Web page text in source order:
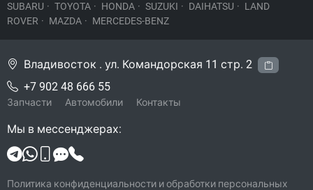
SUBARU · TOYOTA · HONDA · SUZUKI · DAIHATSU · LAND
ROVER · MAZDA · MERCEDES-BENZ
Владивосток . ул. Командорская 11 стр. 2
+7 902 48 666 55
Запчасти Автомобили Контакты
Мы в мессенджерах:
Политика конфиденциальности и обработки персональных